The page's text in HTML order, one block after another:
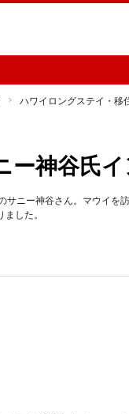
ハワイロングステイ・移
ー神谷氏
サニー神谷さん。マウイを
した。